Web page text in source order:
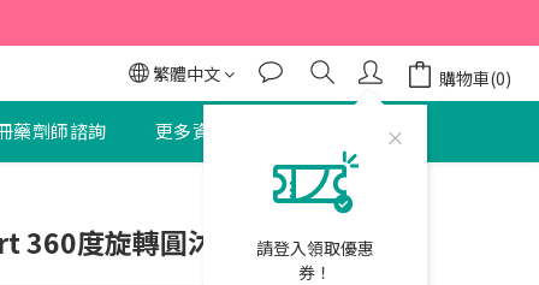
繁體中文
請登入領取優惠
券！
購物車(0)
藥劑師諮詢 更多資訊
360度旋轉圓沐浴椅
立即購買